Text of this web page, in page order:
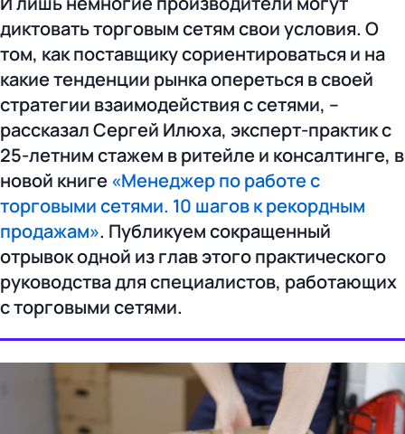
диктовать торговым сетям свои условия. О
том, как поставщику сориентироваться и на
какие тенденции рынка опереться в своей
стратегии взаимодействия с сетями, –
рассказал Сергей Илюха, эксперт-практик с
25-летним стажем в ритейле и консалтинге, в
новой книге «Менеджер по работе с
торговыми сетями. 10 шагов к рекордным
продажам». Публикуем сокращенный
отрывок одной из глав этого практического
руководства для специалистов, работающих
с торговыми сетями.